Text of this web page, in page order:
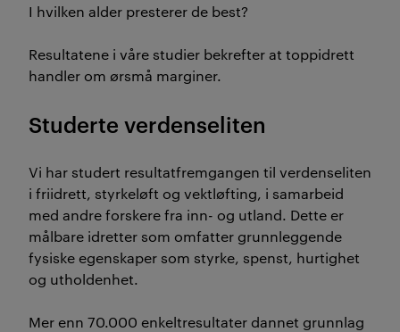
I hvilken alder presterer de best?
Resultatene i våre studier bekrefter at toppidrett
handler om ørsmå marginer.
Studerte verdenseliten
Vi har studert resultatfremgangen til verdenseliten
i friidrett, styrkeløft og vektløfting, i samarbeid
med andre forskere fra inn- og utland. Dette er
målbare idretter som omfatter grunnleggende
fysiske egenskaper som styrke, spenst, hurtighet
og utholdenhet.
Mer enn 70.000 enkeltresultater dannet grunnlag